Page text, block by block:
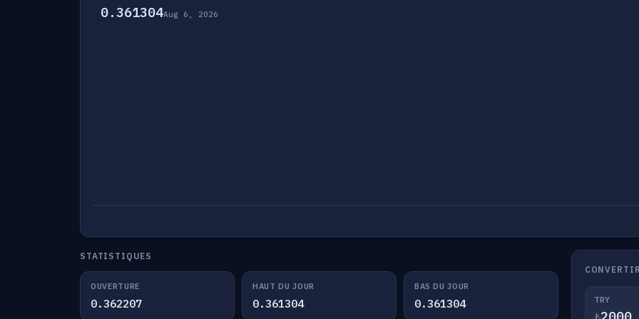
0.361304Aug 6, 2026
STATISTIQUES
OUVERTURE
0.362207
HAUT DU JOUR
0.361304
BAS DU JOUR
0.361304 TRY
₺